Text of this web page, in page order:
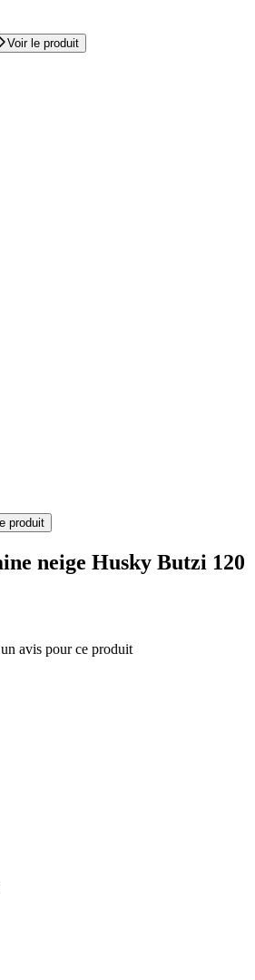
Voir le produit
produit
neige Husky Butzi 120
avis pour ce produit